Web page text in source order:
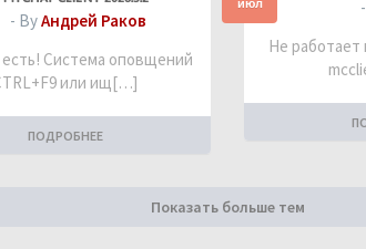
- ByАндрей Раков
Система оповщений
или ищ[…]
ПОДРОБНЕЕ
июл
Не работает
Показать больше тем